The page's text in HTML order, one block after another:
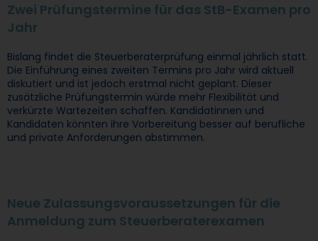
Zwei Prüfungstermine für das StB-Examen pro
Jahr
Bislang findet die Steuerberaterprüfung einmal jährlich statt.
Die Einführung eines zweiten Termins pro Jahr wird aktuell
diskutiert und ist jedoch erstmal nicht geplant. Dieser
zusätzliche Prüfungstermin würde mehr Flexibilität und
verkürzte Wartezeiten schaffen. Kandidatinnen und
Kandidaten könnten ihre Vorbereitung besser auf berufliche
und private Anforderungen abstimmen.
Neue Zulassungsvoraussetzungen für die
Anmeldung zum Steuerberaterexamen